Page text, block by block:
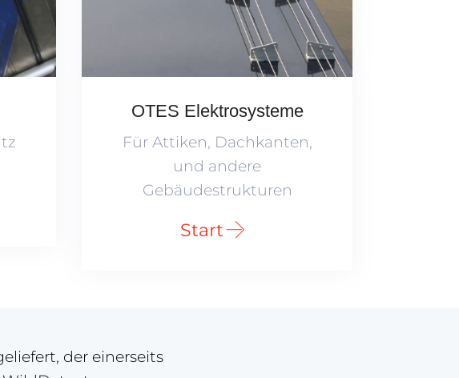
OTES Elektrosysteme
Für Attiken, Dachkanten,
und andere
Gebäudestrukturen
Start
der einerseits